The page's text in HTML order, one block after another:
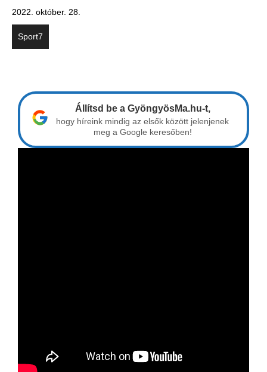
2022. október. 28.
Sport7
Állítsd be a GyöngyösMa.hu-t,
hogy híreink mindig az elsők között jelenjenek
meg a Google keresőben!